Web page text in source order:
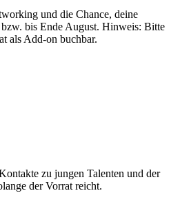
und die Chance, deine
bis Ende August. Hinweis: Bitte
als Add-on buchbar.
zu jungen Talenten und der
der Vorrat reicht.